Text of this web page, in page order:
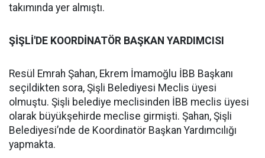
takımında yer almıştı.
ŞİŞLİ'DE KOORDİNATÖR BAŞKAN YARDIMCISI
Resül Emrah Şahan, Ekrem İmamoğlu İBB Başkanı
seçildikten sora, Şişli Belediyesi Meclis üyesi
olmuştu. Şişli belediye meclisinden İBB meclis üyesi
olarak büyükşehirde meclise girmişti. Şahan, Şişli
Belediyesi’nde de Koordinatör Başkan Yardımcılığı
yapmakta.